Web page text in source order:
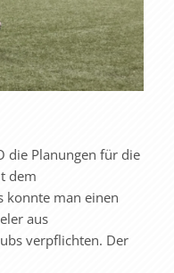
die Planungen für die
dem
konnte man einen
aus
verpflichten. Der